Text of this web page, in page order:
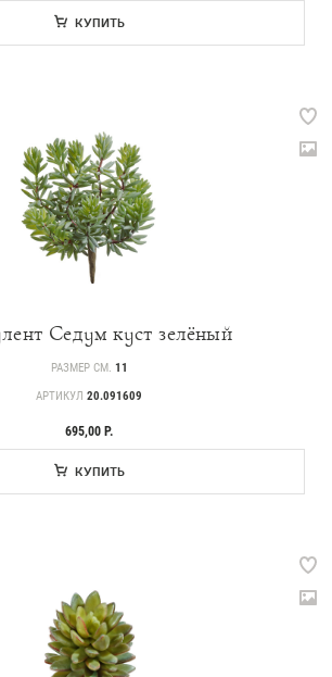
КУПИТЬ
Седум куст зелёный
РАЗМЕР СМ. 11
АРТИКУЛ 20.091609
695,00 Р.
КУПИТЬ